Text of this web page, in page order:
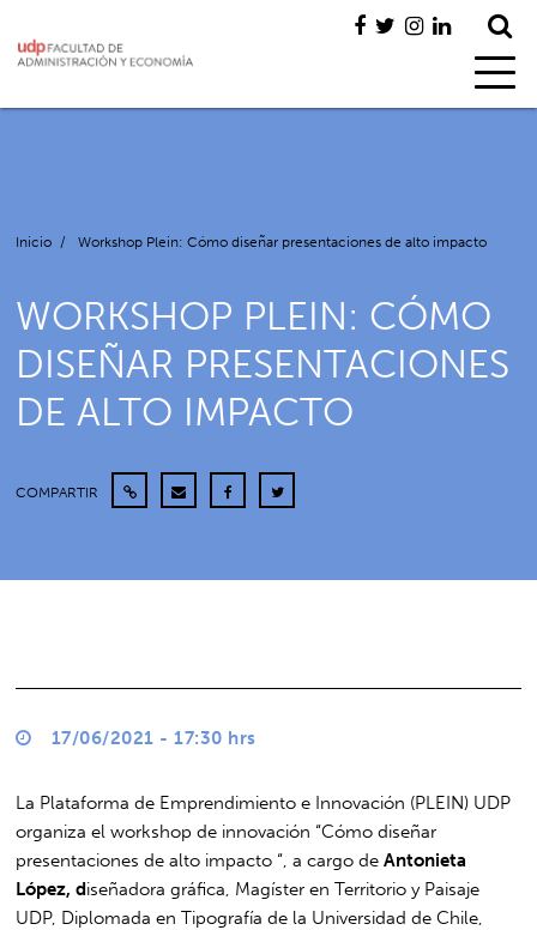
Inicio / Workshop Plein: Cómo diseñar presentaciones de alto impacto
WORKSHOP PLEIN: CÓMO
DISEÑAR PRESENTACIONES
DE ALTO IMPACTO
COMPARTIR
17/06/2021 - 17:30 hrs
La Plataforma de Emprendimiento e Innovación (PLEIN) UDP
organiza el workshop de innovación “Cómo diseñar
presentaciones de alto impacto “, a cargo deAntonieta
López, diseñadora gráfica, Magíster en Territorio y Paisaje
UDP, Diplomada en Tipografía de la Universidad de Chile,